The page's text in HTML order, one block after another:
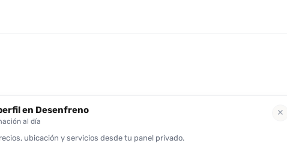
en Desenfreno
al día
✕
ubicación y servicios desde tu panel privado.